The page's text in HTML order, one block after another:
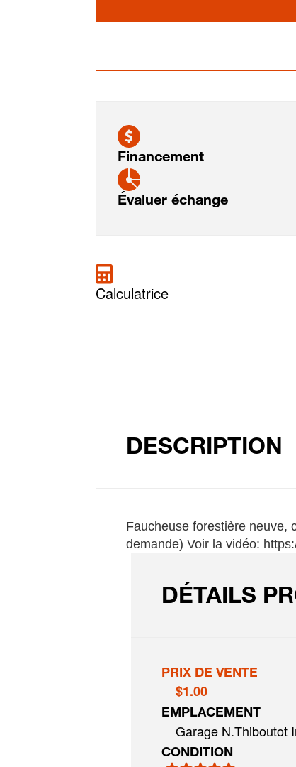
Financement
Évaluer échange
Calculatrice
DESCRIPTION
Faucheuse forestière neuve,
demande) Voir la vidéo:
DÉTAILS
PRIX DE VENTE
$1.00
EMPLACEMENT
Garage N.Thiboutot
CONDITION